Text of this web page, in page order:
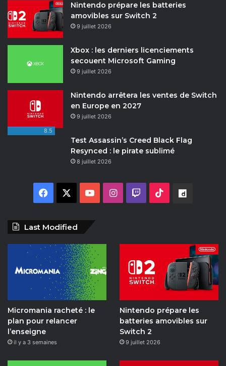
Nintendo prépare les batteries
amovibles sur Switch 2
9 juillet 2026
Xbox : les derniers licenciements
secouent Microsoft Gaming
9 juillet 2026
Nintendo arrêtera les ventes de Switch
en Europe en 2027
9 juillet 2026
8.5
Test Assassin’s Creed Black Flag
Resynced : le pirate sublimé
8 juillet 2026
Facebook YouTubeInstagram
Twitch TikTok
Last Modified
Micromania racheté : le
plan pour relancer
l’enseigne
il y a 3 semaines
Nintendo prépare les
batteries amovibles sur
Switch 2
9 juillet 2026